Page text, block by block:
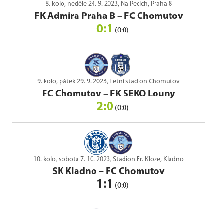
8. kolo, neděle 24. 9. 2023, Na Pecích, Praha 8
FK Admira Praha B– FC Chomutov
0:1 (0:0)
9. kolo, pátek 29. 9. 2023, Letní stadion Chomutov
FC Chomutov – FK SEKO Louny
2:0 (0:0)
10. kolo, sobota 7. 10. 2023, Stadion Fr. Kloze, Kladno
SK Kladno – FC Chomutov
1:1 (0:0)